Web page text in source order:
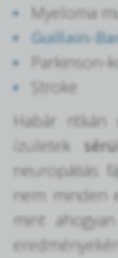
Myeloma
Guillain-
Parkinson-
Stroke
Habár ritkán
ízületek
neuropátiás
nem minden
mint